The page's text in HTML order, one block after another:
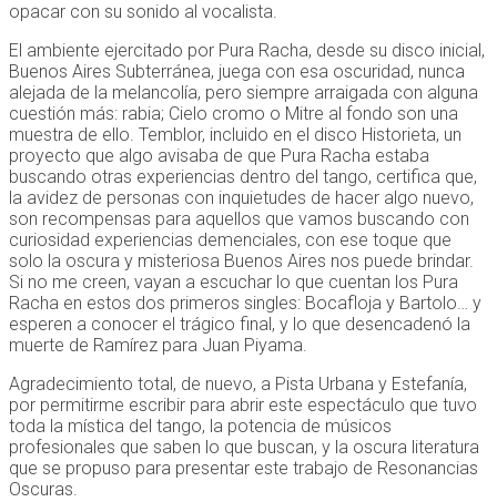
opacar con su sonido al vocalista.
El ambiente ejercitado por Pura Racha, desde su disco inicial,
Buenos Aires Subterránea, juega con esa oscuridad, nunca
alejada de la melancolía, pero siempre arraigada con alguna
cuestión más: rabia; Cielo cromo o Mitre al fondo son una
muestra de ello. Temblor, incluido en el disco Historieta, un
proyecto que algo avisaba de que Pura Racha estaba
buscando otras experiencias dentro del tango, certifica que,
la avidez de personas con inquietudes de hacer algo nuevo,
son recompensas para aquellos que vamos buscando con
curiosidad experiencias demenciales, con ese toque que
solo la oscura y misteriosa Buenos Aires nos puede brindar.
Si no me creen, vayan a escuchar lo que cuentan los Pura
Racha en estos dos primeros singles: Bocafloja y Bartolo… y
esperen a conocer el trágico final, y lo que desencadenó la
muerte de Ramírez para Juan Piyama.
Agradecimiento total, de nuevo, a Pista Urbana y Estefanía,
por permitirme escribir para abrir este espectáculo que tuvo
toda la mística del tango, la potencia de músicos
profesionales que saben lo que buscan, y la oscura literatura
que se propuso para presentar este trabajo de Resonancias
Oscuras.